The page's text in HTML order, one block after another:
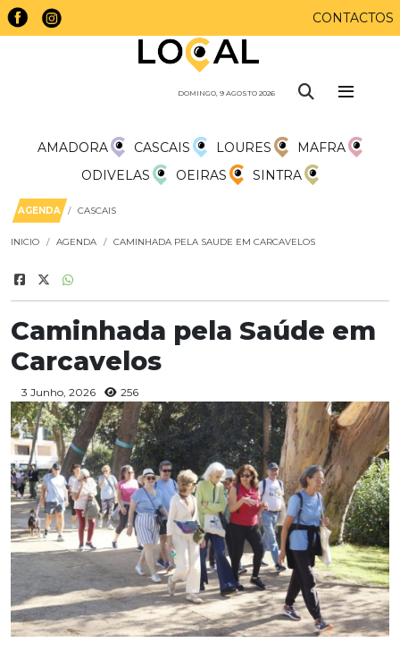
CONTACTOS
DOMINGO, 9 AGOSTO 2026
AMADORA CASCAIS LOURES
MAFRA
ODIVELAS
OEIRAS SINTRA
AGENDA CASCAIS
INICIO AGENDA CAMINHADA PELA SAUDE EM CARCAVELOS
Caminhada pela Saúde em
Carcavelos
3 Junho, 2026 256